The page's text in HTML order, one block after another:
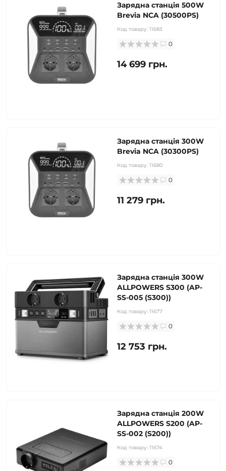
Зарядна станція 500W
Brevia NCA (30500PS)
Код товару: 11683
0
14 699 грн.
Зарядна станція 300W
Brevia NCA (30300PS)
Код товару: 11680
0
11 279 грн.
Зарядна станція 300W
ALLPOWERS S300 (AP-
SS-005 (S300))
Код товару: 11677
0
12 753 грн.
Зарядна станція 200W
ALLPOWERS S200 (AP-
SS-002 (S200))
Код товару: 11674
0